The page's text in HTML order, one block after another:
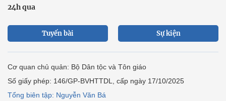
24h qua
Tuyến bài Sự kiện
Cơ quan chủ quản: Bộ Dân tộc và Tôn giáo
Số giấy phép: 146/GP-BVHTTDL, cấp ngày 17/10/2025
Tổng biên tập: Nguyễn Văn Bá